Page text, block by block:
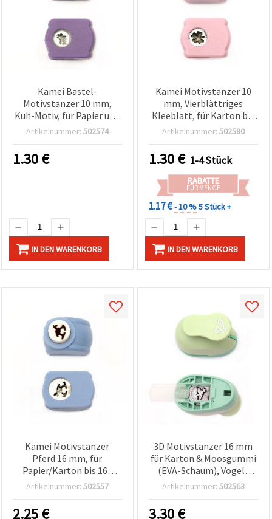
Kamei Bastel-
Motivstanzer 10 mm,
Kuh-Motiv, für Papier und
Karton bis 160 g/m²
Artikelnummer: 502574
1.30€
IN DEN WARENKORB
Kamei Motivstanzer 10
mm, Vierblättriges
Kleeblatt, für Karton bis
160 g/m²
Artikelnummer: 502580
1.30€ 1-4 Stück
RABATTE
FÜR MENGE
1.17 €- 10 %5 Stück +
IN DEN WARENKORB
Kamei Motivstanzer
Pferd 16 mm, für
Papier/Karton bis 160
g/m², ideal zum Basteln &
Artikelnummer: 502557
2.25€
3D Motivstanzer 16 mm
für Karton & Moosgummi
(EVA-Schaum), Vogel-
Motiv
Artikelnummer: 502563
3.30€